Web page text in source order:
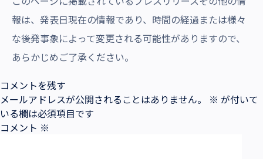
報は、発表日現在の情報であり、時間の経過または様々
な後発事象によって変更される可能性がありますので、
あらかじめご了承ください。
コメントを残す
メールアドレスが公開されることはありません。
※ が付いて
いる欄は必須項目です
コメント ※